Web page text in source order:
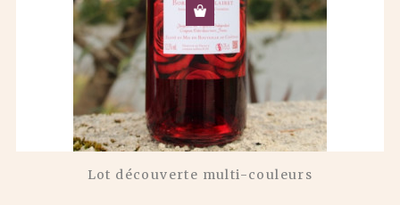
Lot découverte multi-couleurs